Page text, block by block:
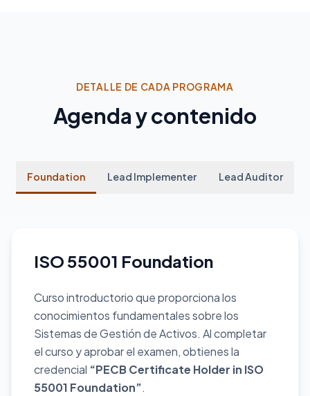
DETALLE DE CADA PROGRAMA
Agenda y contenido
Foundation Lead Implementer Lead Auditor
ISO 55001 Foundation
Curso introductorio que proporciona los
conocimientos fundamentales sobre los
Sistemas de Gestión de Activos. Al completar
el curso y aprobar el examen, obtienes la
credencial “PECB Certificate Holder in ISO
55001 Foundation”.